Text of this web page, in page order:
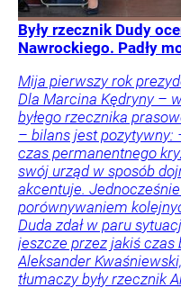
Były rzecznik Dudy
Nawrockiego. Padły
Mija pierwszy rok
Dla Marcina Kędryny –
byłego rzecznika
– bilans jest
czas permanentnego
swój urząd w sposób
akcentuje.
porównywaniem
Duda zdał w paru
jeszcze przez jakiś czas
Aleksander
tłumaczy były rzecznik